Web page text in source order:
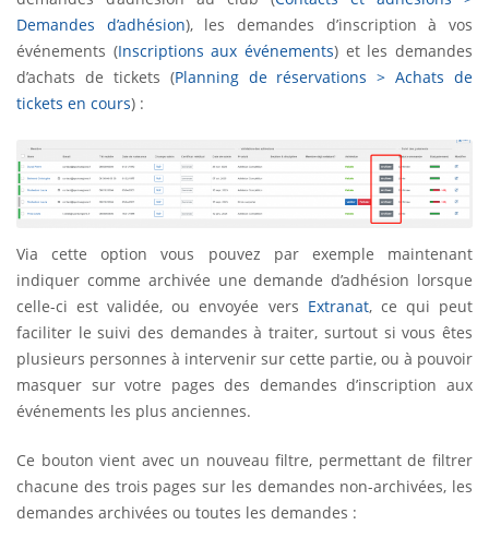
Demandes d’adhésion), les demandes d’inscription à vos
événements (Inscriptions aux événements) et les demandes
d’achats de tickets (Planning de réservations > Achats de
tickets en cours) :
Via cette option vous pouvez par exemple maintenant
indiquer comme archivée une demande d’adhésion lorsque
celle-ci est validée, ou envoyée vers Extranat, ce qui peut
faciliter le suivi des demandes à traiter, surtout si vous êtes
plusieurs personnes à intervenir sur cette partie, ou à pouvoir
masquer sur votre pages des demandes d’inscription aux
événements les plus anciennes.
Ce bouton vient avec un nouveau filtre, permettant de filtrer
chacune des trois pages sur les demandes non-archivées, les
demandes archivées ou toutes les demandes :